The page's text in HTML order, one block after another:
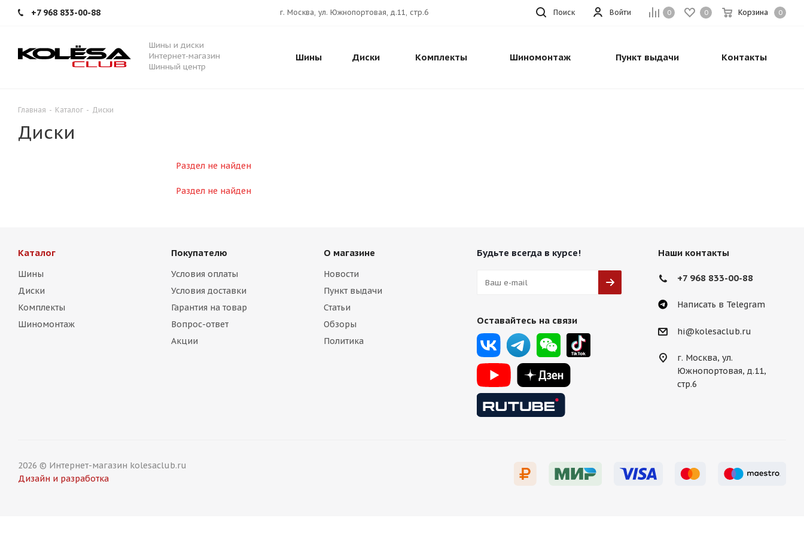
+7 968 833-00-88 0 0 Корзина 0
Войти
г. Москва, ул. Южнопортовая, д.11, стр.6 Поиск
Шины и диски
Интернет-магазин
Шинный центр
Шины Диски Комплекты Шиномонтаж Пункт выдачи Контакты
Главная - Каталог - Диски
Диски
Раздел не найден
Раздел не найден
Каталог
Шины
Диски
Комплекты
Шиномонтаж
Покупателю
Условия оплаты
Условия доставки
Гарантия на товар
Вопрос-ответ
Акции
О магазине
Новости
Пункт выдачи
Статьи
Обзоры
Политика
Будьте всегда в курсе!
Оставайтесь на связи
Наши контакты
+7 968 833-00-88
Написать в Telegram
hi@kolesaclub.ru
г. Москва, ул.
Южнопортовая, д.11,
стр.6
2026 © Интернет-магазин kolesaclub.ru
Дизайн и разработка